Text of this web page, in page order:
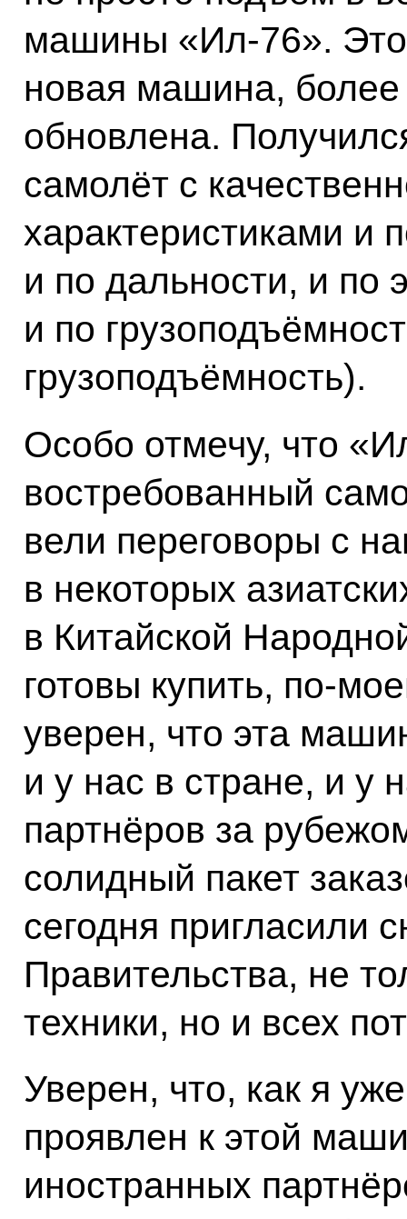
машины «Ил-76».
новая машина,
обновлена.
самолёт с
характеристиками и
и по дальности, и по
и по
грузоподъёмность).
Особо отмечу, что
востребованный
вели переговоры с
в некоторых
в Китайской
готовы купить,
уверен, что эта
и у нас в стране, и у
партнёров за
солидный пакет
сегодня пригласили
Правительства, не
техники, но и всех
Уверен, что, как я
проявлен к этой
иностранных